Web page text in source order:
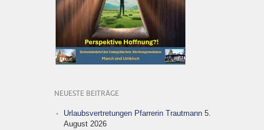
NEUESTE BEITRÄGE
Urlaubsvertretungen Pfarrerin Trautmann 5.
August 2026